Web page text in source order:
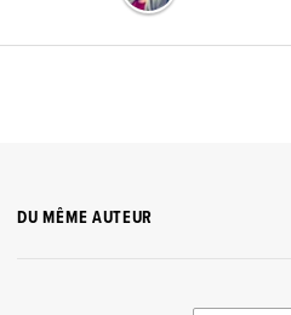
DU MÊME AUTEUR